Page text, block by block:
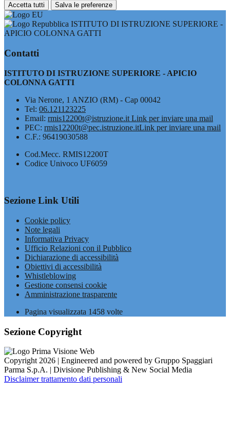
Accetta tutti Salva le preferenze
ISTITUTO DI ISTRUZIONE SUPERIORE -
APICIO COLONNA GATTI
Contatti
ISTITUTO DI ISTRUZIONE SUPERIORE - APICIO
COLONNA GATTI
Via Nerone, 1 ANZIO (RM) - Cap 00042
Tel: 06.121123225
Email: rmis12200t@istruzione.it Link per inviare una mail
PEC: rmis12200t@pec.istruzione.itLink per inviare una mail
C.F.: 96419030588
Cod.Mecc. RMIS12200T
Codice Univoco UF6059
Sezione Link Utili
Cookie policy
Note legali
Informativa Privacy
Ufficio Relazioni con il Pubblico
Dichiarazione di accessibilità
Obiettivi di accessibilità
Whistleblowing
Gestione consensi cookie
Amministrazione trasparente
Pagina visualizzata 1458 volte
Sezione Copyright
Copyright 2026 | Engineered and powered by Gruppo Spaggiari
Parma S.p.A. | Divisione Publishing & New Social Media
Disclaimer trattamento dati personali